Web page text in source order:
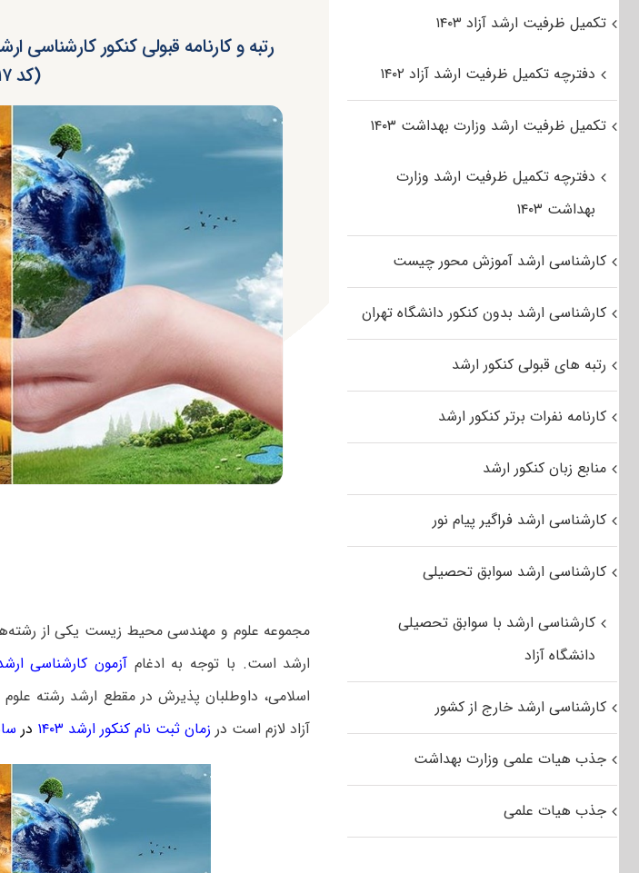
رتبه و کارنامه قبولی کنکور
(کد ۱۳۱۷)
مجموعه علوم و مهندسی محیط زیست یکی از
ارشد است. با توجه به ادغام آزمون کارشناسی
اسلامی، داوطلبان پذیرش در مقطع ارشد رشته
آزاد لازم است در زمان ثبت نام کنکور ارشد ۱۴۰۳ در
تکمیل ظرفیت ارشد آزاد ۱۴۰۳
دفترچه تکمیل ظرفیت ارشد آزاد ۱۴۰۲
تکمیل ظرفیت ارشد وزارت بهداشت ۱۴۰۳
دفترچه تکمیل ظرفیت ارشد وزارت
بهداشت ۱۴۰۳
کارشناسی ارشد آموزش محور چیست
کارشناسی ارشد بدون کنکور دانشگاه تهران
رتبه های قبولی کنکور ارشد
کارنامه نفرات برتر کنکور ارشد
منابع زبان کنکور ارشد
کارشناسی ارشد فراگیر پیام نور
کارشناسی ارشد سوابق تحصیلی
کارشناسی ارشد با سوابق تحصیلی
دانشگاه آزاد
کارشناسی ارشد خارج از کشور
جذب هیات علمی وزارت بهداشت
جذب هیات علمی